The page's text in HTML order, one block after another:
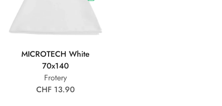
MICROTECH White
70x140
Frotery
CHF 13.90